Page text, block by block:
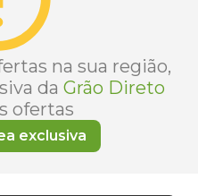
na sua região,
da Grão Direto
ofertas
exclusiva